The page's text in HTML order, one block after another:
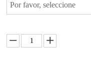
Por favor, seleccione